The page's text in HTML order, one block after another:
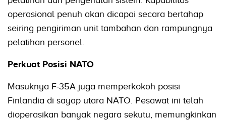
operasional penuh akan dicapai secara bertahap
seiring pengiriman unit tambahan dan rampungnya
pelatihan personel.
Perkuat Posisi NATO
Masuknya F-35A juga memperkokoh posisi
Finlandia di sayap utara NATO. Pesawat ini telah
dioperasikan banyak negara sekutu, memungkinkan